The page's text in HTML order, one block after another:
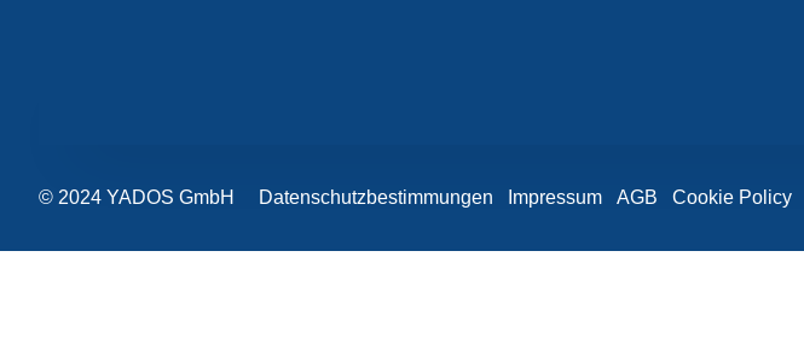
© 2024 YADOS GmbH Datenschutzbestimmungen Impressum AGB Cookie Policy